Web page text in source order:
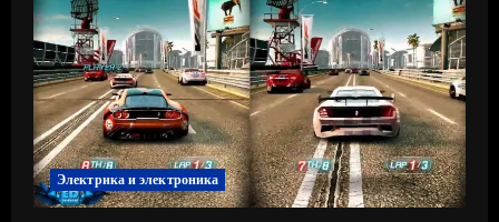
Электрика и электроника